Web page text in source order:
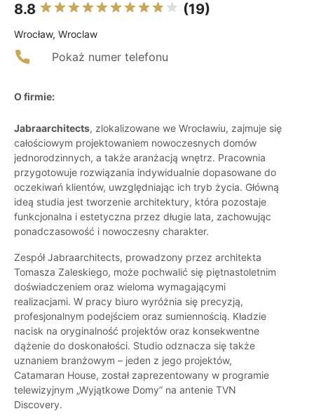
8.8 (19)
Wrocław, Wroclaw
Pokaż numer telefonu
O firmie:
Jabraarchitects, zlokalizowane we Wrocławiu, zajmuje się
całościowym projektowaniem nowoczesnych domów
jednorodzinnych, a także aranżacją wnętrz. Pracownia
przygotowuje rozwiązania indywidualnie dopasowane do
oczekiwań klientów, uwzględniając ich tryb życia. Główną
ideą studia jest tworzenie architektury, która pozostaje
funkcjonalna i estetyczna przez długie lata, zachowując
ponadczasowość i nowoczesny charakter.
Zespół Jabraarchitects, prowadzony przez architekta
Tomasza Zaleskiego, może pochwalić się piętnastoletnim
doświadczeniem oraz wieloma wymagającymi
realizacjami. W pracy biuro wyróżnia się precyzją,
profesjonalnym podejściem oraz sumiennością. Kładzie
nacisk na oryginalność projektów oraz konsekwentne
dążenie do doskonałości. Studio odznacza się także
uznaniem branżowym – jeden z jego projektów,
Catamaran House, został zaprezentowany w programie
telewizyjnym „Wyjątkowe Domy” na antenie TVN
Discovery.